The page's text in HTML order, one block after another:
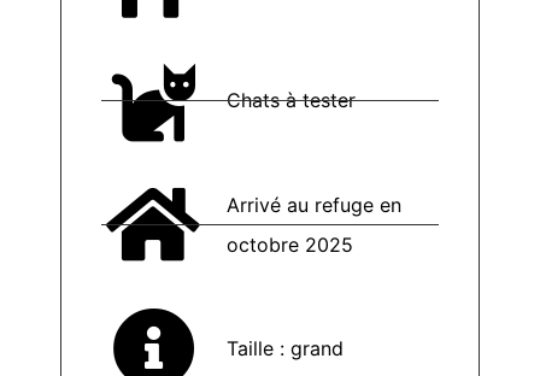
Chats à tester
Arrivé au refuge en
octobre 2025
Taille : grand